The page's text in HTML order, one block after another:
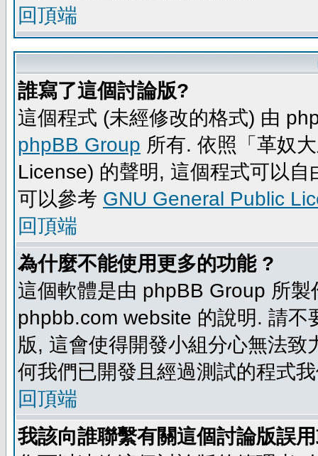
回頂端
誰寫了這個討論版?
這個程式 (未經修改的格式) 由
phpBB Group 所有. 依照「革奴
License) 的聲明, 這個程式可以
可以參考 GNU General Public
回頂端
為什麼不能使用更多的功能 ?
這個軟體是由 phpBB Group 所
phpbb.com website 的說明. 請
版, 這會使得開發小組分心無法
何我們已開發且經過測試的程式
回頂端
我該向誰聯繫有關這個討論版誤